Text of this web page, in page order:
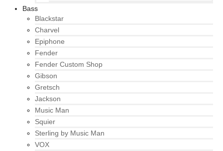
Bass
Blackstar
Charvel
Epiphone
Fender
Fender Custom Shop
Gibson
Gretsch
Jackson
Music Man
Squier
Sterling by Music Man
VOX